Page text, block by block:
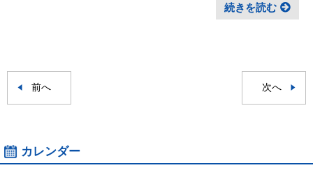
続きを読む
前へ 次へ
カレンダー